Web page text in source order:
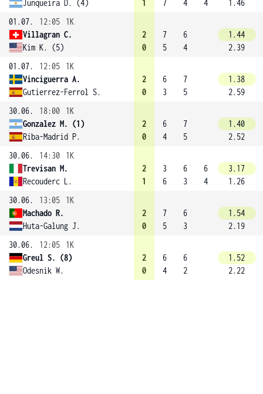
Junqueira D. (4) 1 7 4 4
1.46
01.07.
12:05
1K
Villagran C.
Kim K. (5)
2
0
7
5
6
4
1.44
2.39
01.07.
12:05
1K
Vinciguerra A.
Gutierrez-Ferrol S.
2
0
6
3
7
5
1.38
2.59
30.06.
18:00
1K
Gonzalez M. (1)
Riba-Madrid P.
2
0
6
4
7
5
1.40
2.52
30.06.
14:30
1K
Trevisan M.
Recouderc L.
2
1
3
6
6
3
6
4
3.17
1.26
30.06.
13:05
1K
Machado R.
Huta-Galung J.
2
0
7
5
6
3
1.54
2.19
30.06.
12:05
1K
Greul S. (8)
Odesnik W.
2
0
6
4
6
2
1.52
2.22